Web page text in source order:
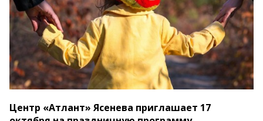
Центр «Атлант» Ясенева приглашает 17